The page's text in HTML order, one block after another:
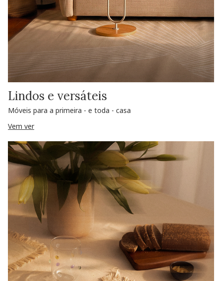
Lindos e versáteis
Móveis para a primeira - e toda - casa
Vem ver